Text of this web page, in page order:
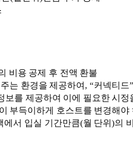
비용 공제 후 전액 환불
주는 환경을 제공하여 , “커넥티드”
보를 제공하여 이에 필요한 시정
부득이하게 호스트를 변경해야
에서 입실 기간만큼(월 단위)의